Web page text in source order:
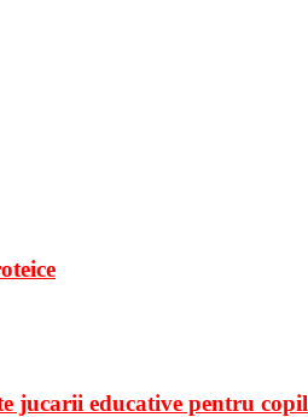
jucarii educative pentru copil